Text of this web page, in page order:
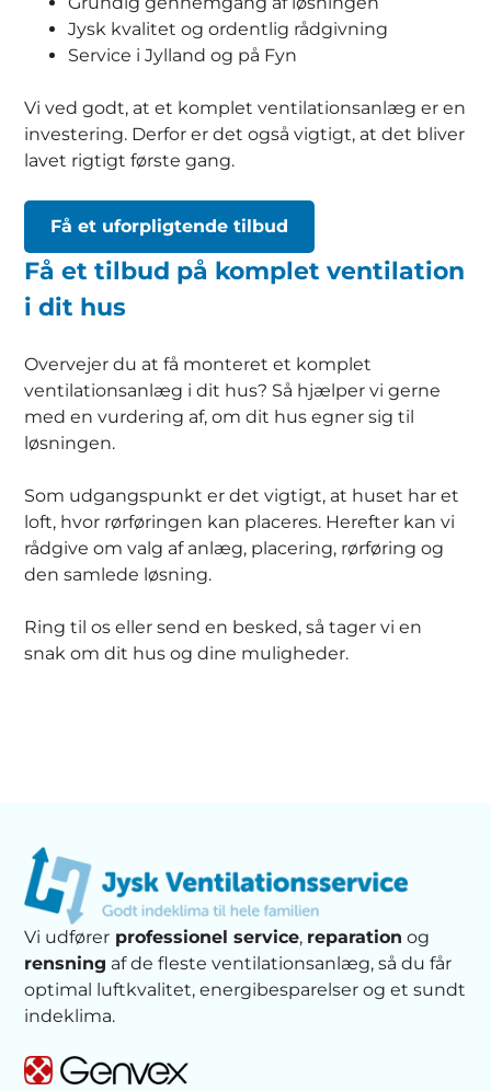
Jysk kvalitet og ordentlig rådgivning
Service i Jylland og på Fyn
Vi ved godt, at et komplet ventilationsanlæg er en
investering. Derfor er det også vigtigt, at det bliver
lavet rigtigt første gang.
Få et uforpligtende tilbud
Få et tilbud på komplet ventilation
i dit hus
Overvejer du at få monteret et komplet
ventilationsanlæg i dit hus? Så hjælper vi gerne
med en vurdering af, om dit hus egner sig til
løsningen.
Som udgangspunkt er det vigtigt, at huset har et
loft, hvor rørføringen kan placeres. Herefter kan vi
rådgive om valg af anlæg, placering, rørføring og
den samlede løsning.
Ring til os eller send en besked, så tager vi en
snak om dit hus og dine muligheder.
Vi udfører professionel service, reparation og
rensning af de fleste ventilationsanlæg, så du får
optimal luftkvalitet, energibesparelser og et sundt
indeklima.